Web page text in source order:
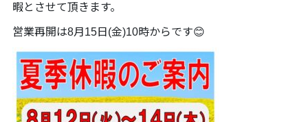
暇とさせて頂きます。
営業再開は8月15日(金)10時からです😊